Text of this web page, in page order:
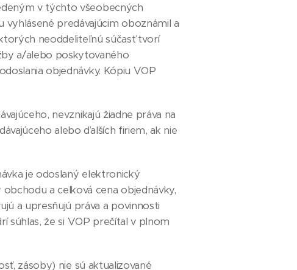
v týchto všeobecných
predávajúcim oboznámil a
neoddeliteľnú súčasť tvorí
a/alebo poskytovaného
objednávky. Kópiu VOP
nevznikajú žiadne práva na
alebo ďalších firiem, ak nie
je odoslaný elektronický
a celková cena objednávky,
a upresňujú práva a povinnosti
súhlas, že si VOP prečítal v plnom
zásoby) nie sú aktualizované